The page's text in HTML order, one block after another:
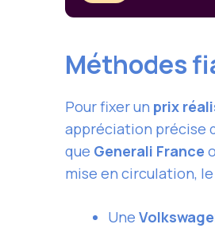
Méthodes
Pour fixer un prix
appréciation précise
que Generali France
mise en circulation,
Une